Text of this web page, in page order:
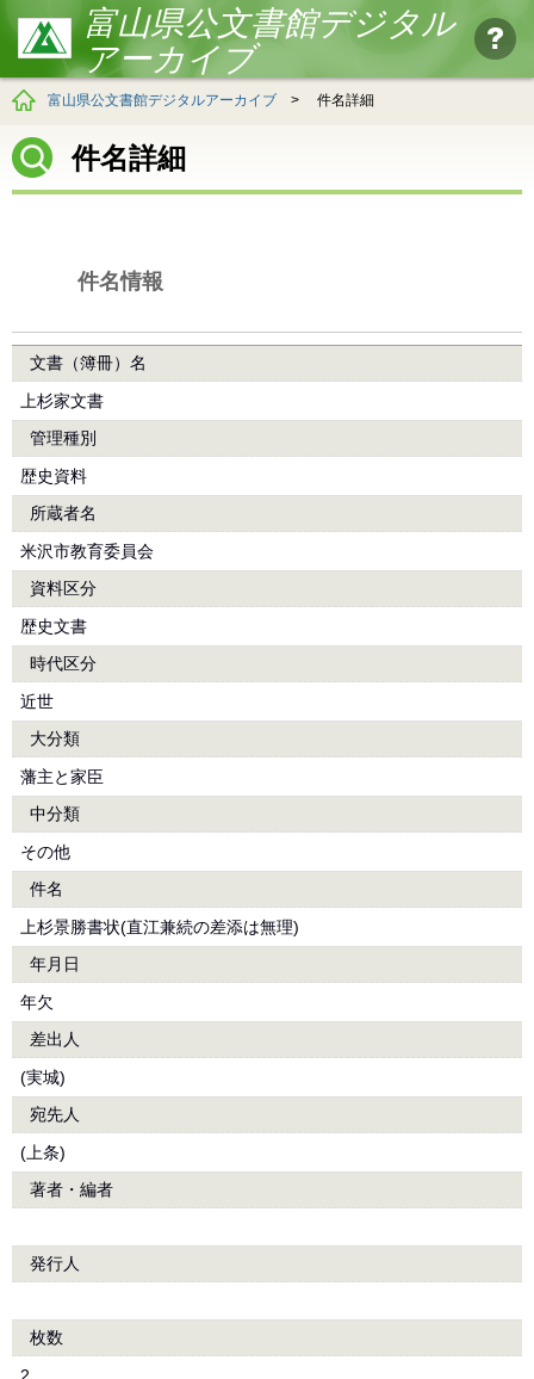
富山県公文書館デジタル
アーカイブ
富山県公文書館デジタルアーカイブ > 件名詳細
件名詳細
件名情報
文書（簿冊）名
上杉家文書
管理種別
歴史資料
所蔵者名
米沢市教育委員会
資料区分
歴史文書
時代区分
近世
大分類
藩主と家臣
中分類
その他
件名
上杉景勝書状(直江兼続の差添は無理)
年月日
年欠
差出人
(実城)
宛先人
(上条)
著者・編者
発行人
枚数